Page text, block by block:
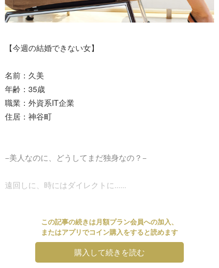
【今週の結婚できない女】
名前：久美
年齢：35歳
職業：外資系IT企業
住居：神谷町
−美人なのに、どうしてまだ独身なの？−
遠回しに、時にはダイレクトに......
この記事の続きは月額プラン会員への加入、
またはアプリでコイン購入をすると読めます
購入して続きを読む